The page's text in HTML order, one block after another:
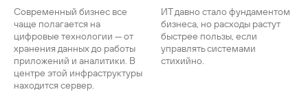
Современный бизнес все
чаще полагается на
цифровые технологии — от
хранения данных до работы
приложений и аналитики. В
центре этой инфраструктуры
находится сервер.
ИТ давно стало фундаментом
бизнеса, но расходы растут
быстрее пользы, если
управлять системами
стихийно.